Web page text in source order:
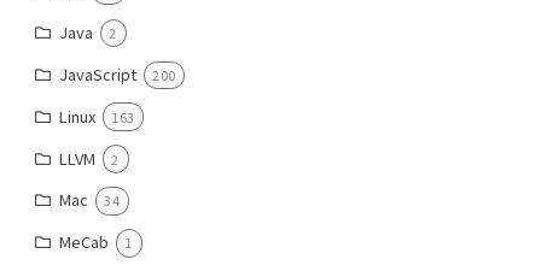
Java 2
JavaScript 200
Linux 163
LLVM 2
Mac 34
MeCab 1